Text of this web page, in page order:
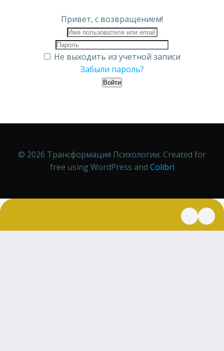
Привет, с возвращением!
Не выходить из учетной записи
Забыли пароль?
Войти
© 2026 Трансформация Психологии. Created for
free using WordPress and Colibri